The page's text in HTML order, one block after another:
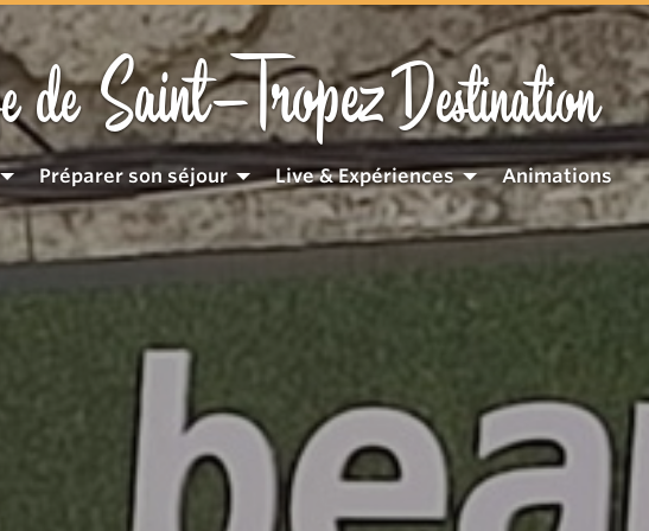
de Saint-TropezDestination
Préparer son séjour Live & Expériences Animations